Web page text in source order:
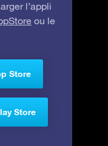
l’appli
ou le
Store
Store